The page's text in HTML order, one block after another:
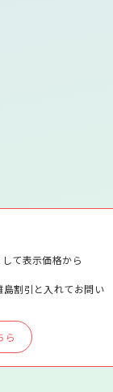
て表示価格から
割引と入れてお問い
ら